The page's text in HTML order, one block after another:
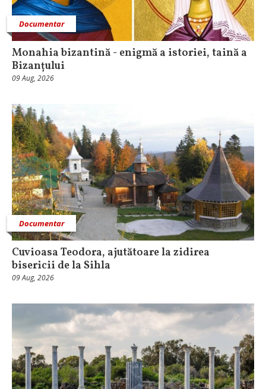
Documentar
Monahia bizantină - enigmă a istoriei, taină a
Bizanțului
09 Aug, 2026
Documentar
Cuvioasa Teodora, ajutătoare la zidirea
bisericii de la Sihla
09 Aug, 2026